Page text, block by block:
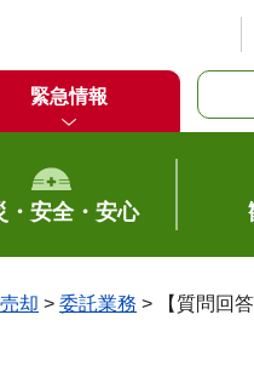
緊急情報
・安全・安心
却 > 委託業務 > 【質問回